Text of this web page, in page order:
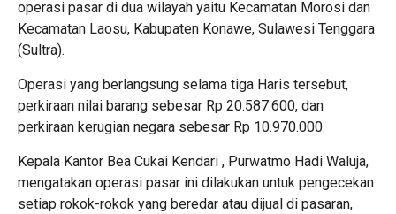
operasi pasar di dua wilayah yaitu Kecamatan Morosi dan
Kecamatan Laosu, Kabupaten Konawe, Sulawesi Tenggara
(Sultra).
Operasi yang berlangsung selama tiga Haris tersebut,
perkiraan nilai barang sebesar Rp 20.587.600, dan
perkiraan kerugian negara sebesar Rp 10.970.000.
Kepala Kantor Bea Cukai Kendari , Purwatmo Hadi Waluja,
mengatakan operasi pasar ini dilakukan untuk pengecekan
setiap rokok-rokok yang beredar atau dijual di pasaran,